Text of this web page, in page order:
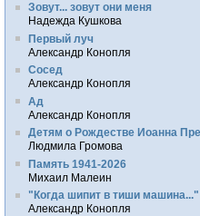
Зовут... зовут они меня
Надежда Кушкова
Первый луч
Александр Конопля
Сосед
Александр Конопля
Ад
Александр Конопля
Детям о Рождестве Иоанна
Людмила Громова
Память 1941-2026
Михаил Малеин
"Когда шипит в тиши машина..."
Александр Конопля